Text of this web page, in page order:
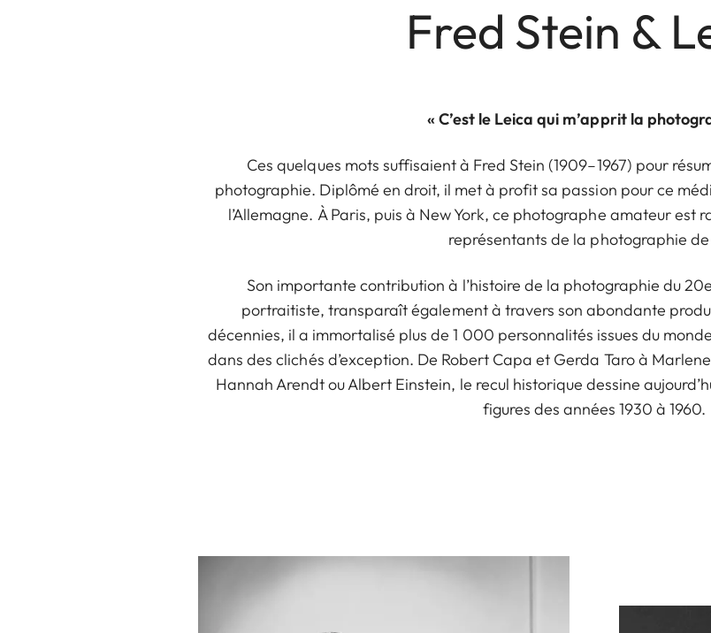
Fred Stein &
« C’est le Leica qui m’apprit la
Ces quelques mots suffisaient à Fred Stein (1909–1967) pour
photographie. Diplômé en droit, il met à profit sa passion pour ce
l’Allemagne. À Paris, puis à New York, ce photographe amateur est
représentants de la photographie
Son importante contribution à l’histoire de la photographie du
portraitiste, transparaît également à travers son abondante
décennies, il a immortalisé plus de 1 000 personnalités issues du
dans des clichés d’exception. De Robert Capa et Gerda Taro à
Hannah Arendt ou Albert Einstein, le recul historique dessine
figures des années 1930 à 1960.